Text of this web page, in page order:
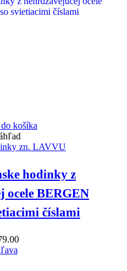
košíka
zn. LAVVU
hodinky z
ocele BERGEN
číslami